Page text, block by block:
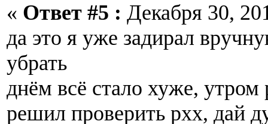
« Ответ #5 : Декабря 30,
да это я уже задирал
убрать
днём всё стало хуже, утром
решил проверить рхх, дай